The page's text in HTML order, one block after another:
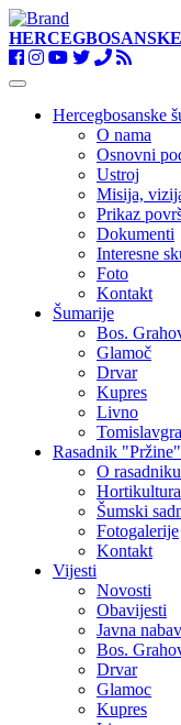
HERCEGBOSANSKE
Toggle
navigationHercegbosanske
O nama
Osnovni
Ustroj
Misija,
Prikaz
Dokumenti
Interesne
Foto
Kontakt
Šumarije
Bos.
Glamoč
Drvar
Kupres
Livno
Rasadnik "Pržine"
O rasadniku
Hortikultura
Šumski
Fotogalerije
Kontakt
Vijesti
Novosti
Obavijesti
Javna
Bos.
Drvar
Glamoc
Kupres